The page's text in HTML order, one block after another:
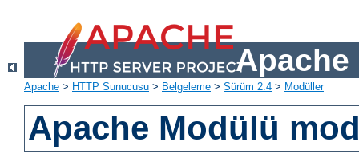
Apache
Apache > HTTP Sunucusu > Belgeleme > Sürüm 2.4 > Modüller
Apache Modülü